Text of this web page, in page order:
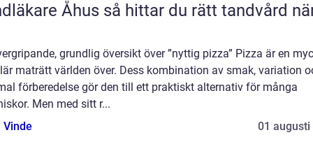
Åhus så hittar du rätt tandvård nära
grundlig översikt över ”nyttig pizza” Pizza är en
maträtt världen över. Dess kombination av smak, variation
förberedelse gör den till ett praktiskt alternativ för många
Men med sitt r...
Vinde
01 augusti